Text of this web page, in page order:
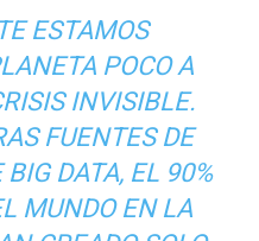
ESTAMOS
POCO A
INVISIBLE.
FUENTES DE
DATA, EL 90%
MUNDO EN LA